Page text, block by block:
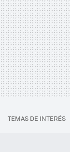
TEMAS DE INTERÉS